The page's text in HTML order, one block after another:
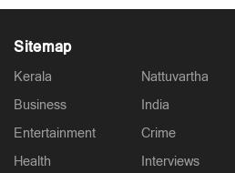
Latest
ദൃശ്യങ്ങൾ പുറത്ത്
3 hours ago
Sitemap
Kerala
Business
Entertainment
Health
Nattuvartha
India
Crime
Interviews